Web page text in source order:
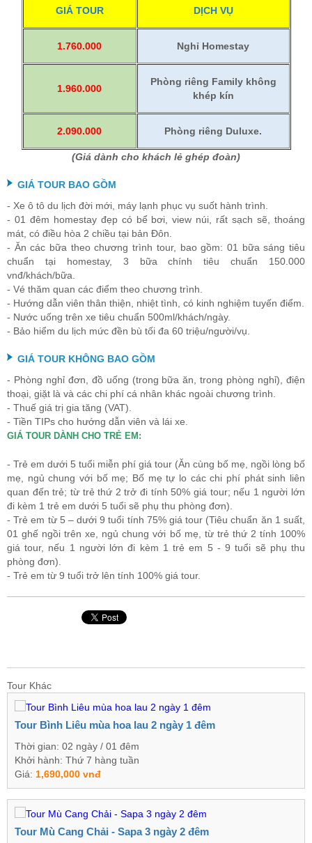
GIÁ TOUR DỊCH VỤ
1.760.000 Nghỉ Homestay
1.960.000
Phòng riêng Family không
khép kín
2.090.000 Phòng riêng Duluxe.
(Giá dành cho khách lẻ ghép đoàn)
GIÁ TOUR BAO GỒM
- Xe ô tô du lịch đời mới, máy lạnh phục vụ suốt hành trình.
- 01 đêm homestay đẹp có bể bơi, view núi, rất sạch sẽ, thoáng
mát, có điều hòa 2 chiều tại bản Đôn.
- Ăn các bữa theo chương trình tour, bao gồm: 01 bữa sáng tiêu
chuẩn tại homestay, 3 bữa chính tiêu chuẩn 150.000
vnđ/khách/bữa.
- Vé thăm quan các điểm theo chương trình.
- Hướng dẫn viên thân thiện, nhiệt tình, có kinh nghiệm tuyến điểm.
- Nước uống trên xe tiêu chuẩn 500ml/khách/ngày.
- Bảo hiểm du lịch mức đền bù tối đa 60 triệu/người/vụ.
GIÁ TOUR KHÔNG BAO GỒM
- Phòng nghỉ đơn, đồ uống (trong bữa ăn, trong phòng nghỉ), điện
thoại, giặt là và các chi phí cá nhân khác ngoài chương trình.
- Thuế giá trị gia tăng (VAT).
- Tiền TIPs cho hướng dẫn viên và lái xe.
GIÁ TOUR DÀNH CHO TRẺ EM:
- Trẻ em dưới 5 tuổi miễn phí giá tour (Ăn cùng bố mẹ, ngồi lòng bố
mẹ, ngủ chung với bố mẹ; Bố mẹ tự lo các chi phí phát sinh liên
quan đến trẻ; từ trẻ thứ 2 trở đi tính 50% giá tour; nếu 1 người lớn
đi kèm 1 trẻ em dưới 5 tuổi sẽ phụ thu phòng đơn).
- Trẻ em từ 5 – dưới 9 tuổi tính 75% giá tour (Tiêu chuẩn ăn 1 suất,
01 ghế ngồi trên xe, ngủ chung với bố mẹ, từ trẻ thứ 2 tính 100%
giá tour, nếu 1 người lớn đi kèm 1 trẻ em 5 - 9 tuổi sẽ phụ thu
phòng đơn).
- Trẻ em từ 9 tuổi trở lên tính 100% giá tour.
Tour Khác
Tour Bình Liêu mùa hoa lau 2 ngày 1 đêm
Thời gian: 02 ngày / 01 đêm
Khởi hành: Thứ 7 hàng tuần
Giá: 1,690,000 vnđ
Tour Mù Cang Chải - Sapa 3 ngày 2 đêm